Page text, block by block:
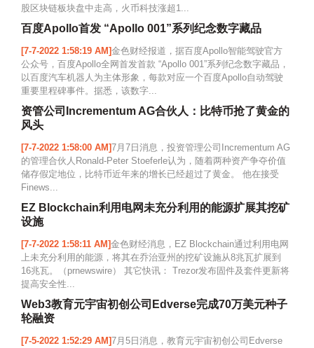
股区块链板块盘中走高，火币科技涨超1...
百度Apollo首发 “Apollo 001”系列纪念数字藏品
[7-7-2022 1:58:19 AM]金色财经报道，据百度Apollo智能驾驶官方
公众号，百度Apollo全网首发首款 “Apollo 001”系列纪念数字藏品，
以百度汽车机器人为主体形象，每款对应一个百度Apollo自动驾驶
重要里程碑事件。据悉，该数字...
资管公司Incrementum AG合伙人：比特币抢了黄金的
风头
[7-7-2022 1:58:00 AM]7月7日消息，投资管理公司Incrementum AG
的管理合伙人Ronald-Peter Stoeferle认为，随着两种资产争夺价值
储存假定地位，比特币近年来的增长已经超过了黄金。 他在接受
Finews...
EZ Blockchain利用电网未充分利用的能源扩展其挖矿
设施
[7-7-2022 1:58:11 AM]金色财经消息，EZ Blockchain通过利用电网
上未充分利用的能源，将其在乔治亚州的挖矿设施从8兆瓦扩展到
16兆瓦。（prnewswire） 其它快讯： Trezor发布固件及套件更新将
提高安全性...
Web3教育元宇宙初创公司Edverse完成70万美元种子
轮融资
[7-5-2022 1:52:29 AM]7月5日消息，教育元宇宙初创公司Edverse